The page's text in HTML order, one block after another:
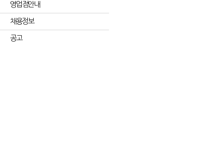
영업점안내
채용정보
공고